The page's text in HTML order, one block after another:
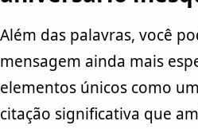
Além das palavras, você
mensagem ainda mais
elementos únicos como
citação significativa que